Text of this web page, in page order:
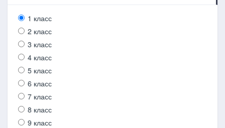
1 класс
2 класс
3 класс
4 класс
5 класс
6 класс
7 класс
8 класс
9 класс